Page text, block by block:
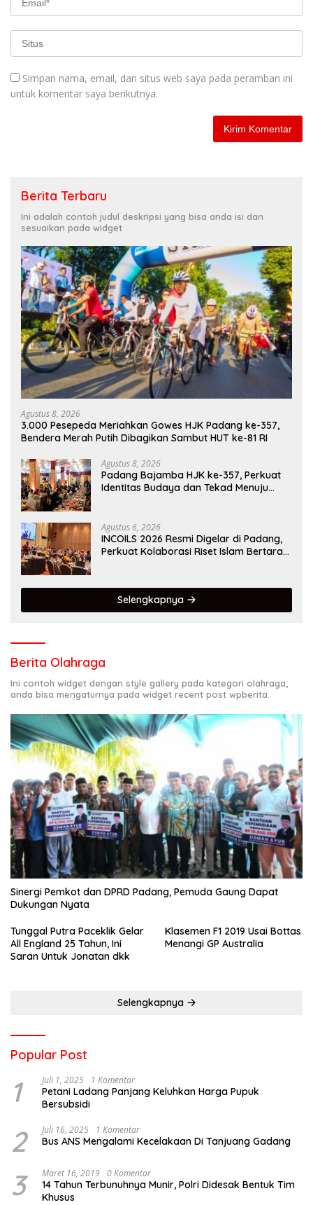
Simpan nama, email, dan situs web saya pada peramban ini
untuk komentar saya berikutnya.
Berita Terbaru
Ini adalah contoh judul deskripsi yang bisa anda isi dan
sesuaikan pada widget
Agustus 8, 2026
3.000 Pesepeda Meriahkan Gowes HJK Padang ke-357,
Bendera Merah Putih Dibagikan Sambut HUT ke-81 RI
Agustus 8, 2026
Padang Bajamba HJK ke-357, Perkuat
Identitas Budaya dan Tekad Menuju
Agustus 6, 2026
INCOILS 2026 Resmi Digelar di Padang,
Perkuat Kolaborasi Riset Islam Bertaraf
Selengkapnya
Berita Olahraga
Ini contoh widget dengan style gallery pada kategori olahraga,
anda bisa mengaturnya pada widget recent post wpberita.
Sinergi Pemkot dan DPRD Padang, Pemuda Gaung Dapat
Dukungan Nyata
Tunggal Putra Paceklik Gelar
All England 25 Tahun, Ini
Saran Untuk Jonatan dkk
Klasemen F1 2019 Usai Bottas
Menangi GP Australia
Selengkapnya
Popular Post
1 Juli 1, 2025 1 Komentar
Petani Ladang Panjang Keluhkan Harga Pupuk
Bersubsidi
2 Juli 16, 2025 1 Komentar
Bus ANS Mengalami Kecelakaan Di Tanjuang Gadang
3 Maret 16, 2019 0 Komentar
14 Tahun Terbunuhnya Munir, Polri Didesak Bentuk Tim
Khusus